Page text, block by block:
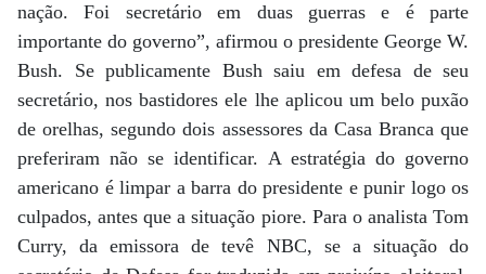
nação. Foi secretário em duas guerras e é parte
importante do governo”, afirmou o presidente George W.
Bush. Se publicamente Bush saiu em defesa de seu
secretário, nos bastidores ele lhe aplicou um belo puxão
de orelhas, segundo dois assessores da Casa Branca que
preferiram não se identificar. A estratégia do governo
americano é limpar a barra do presidente e punir logo os
culpados, antes que a situação piore. Para o analista Tom
Curry, da emissora de tevê NBC, se a situação do